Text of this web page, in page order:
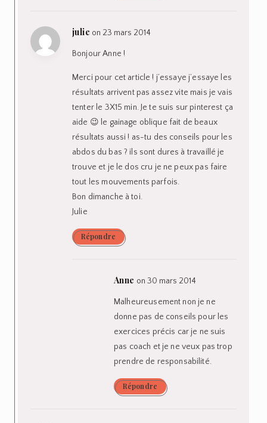
julie on 23 mars 2014
Bonjour Anne !
Merci pour cet article ! j’essaye j’essaye les
résultats arrivent pas assez vite mais je vais
tenter le 3X15 min. Je te suis sur pinterest ça
aide 😉 le gainage oblique fait de beaux
résultats aussi ! as-tu des conseils pour les
abdos du bas ? ils sont dures à travaillé je
trouve et je le dos cru je ne peux pas faire
tout les mouvements parfois.
Bon dimanche à toi.
Julie
Répondre
Anne on 30 mars 2014
Malheureusement non je ne
donne pas de conseils pour les
exercices précis car je ne suis
pas coach et je ne veux pas trop
prendre de responsabilité.
Répondre